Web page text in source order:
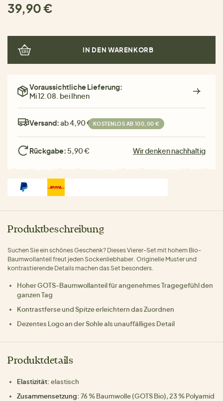
39,90 €
IN DEN WARENKORB
Voraussichtliche Lieferung:
Mi 12.08. bei Ihnen
Versand:ab 4,90 € KOSTENLOS AB 100,00 €
Rückgabe: 5,90 € Wir denken nachhaltig
Produktbeschreibung
Suchen Sie ein schönes Geschenk? Dieses Vierer-Set mit hohem Bio-
Baumwollanteil freut jeden Sockenliebhaber. Originelle Muster und
kontrastierende Details machen das Set besonders.
Hoher GOTS-Baumwollanteil für angenehmes Tragegefühl den
ganzen Tag
Kontrastferse und Spitze erleichtern das Zuordnen
Dezentes Logo an der Sohle als unauffälliges Detail
Produktdetails
Elastizität: elastisch
Zusammensetzung: 76 % Baumwolle (GOTS Bio), 23 % Polyamid